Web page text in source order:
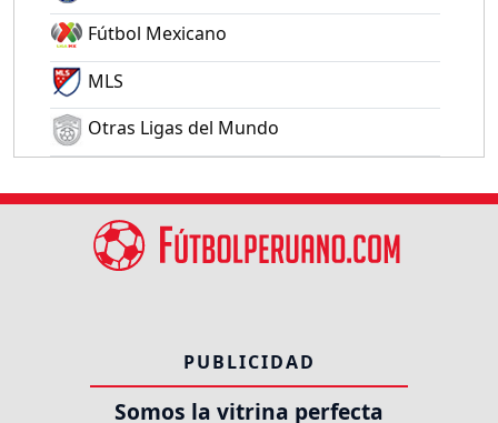
Fútbol Mexicano
MLS
Otras Ligas del Mundo
PUBLICIDAD
Somos la vitrina perfecta